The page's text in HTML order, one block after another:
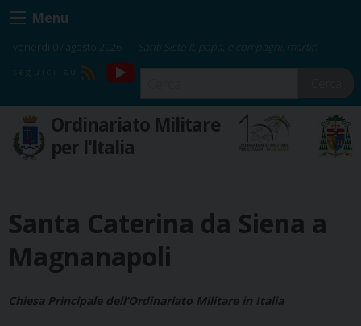
Skip
to
content
Menu
venerdì 07 agosto 2026 Santi Sisto II, papa, e compagni, martiri
RSS
YouTube
Ordinariato Militare
per l'Italia
Santa Caterina da Siena a
Magnanapoli
Chiesa Principale dell’Ordinariato Militare in Italia